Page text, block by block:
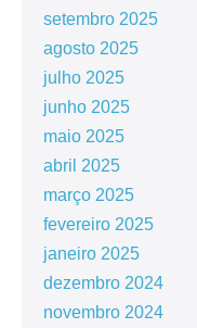
setembro 2025
agosto 2025
julho 2025
junho 2025
maio 2025
abril 2025
março 2025
fevereiro 2025
janeiro 2025
dezembro 2024
novembro 2024